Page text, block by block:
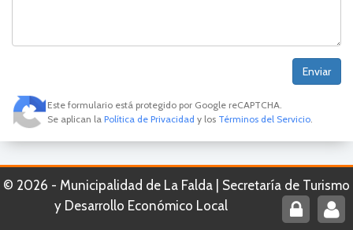
Este formulario está protegido por Google reCAPTCHA.
Se aplican la Política de Privacidad y los Términos del Servicio
© 2026 - Municipalidad de La Falda | Secretaría de Turismo
y Desarrollo Económico Local